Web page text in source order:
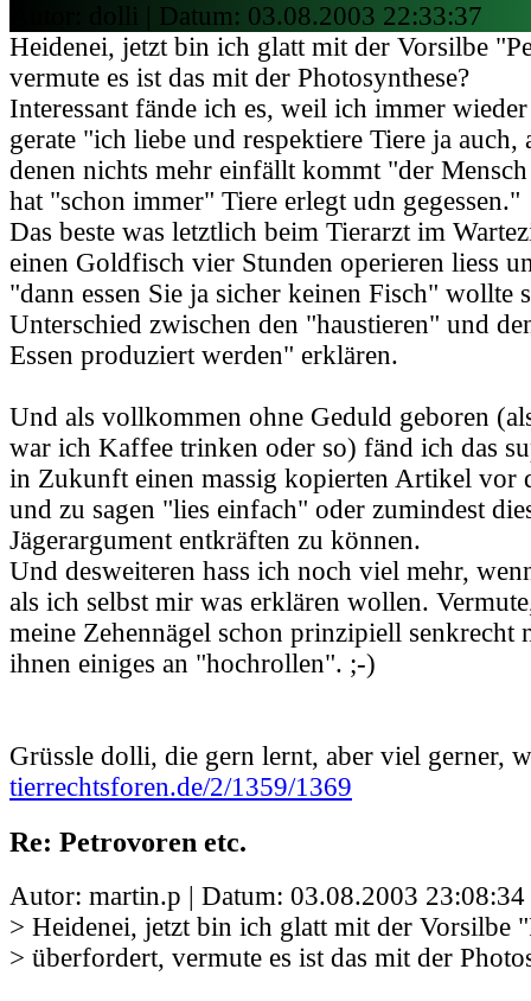
Autor: dolli | Datum: 03.08.2003 22:33:37
Heidenei, jetzt bin ich glatt mit der Vorsilbe
vermute es ist das mit der Photosynthese?
Interessant fände ich es, weil ich immer
gerate "ich liebe und respektiere Tiere ja auch,
denen nichts mehr einfällt kommt "der
hat "schon immer" Tiere erlegt udn gegessen."
Das beste was letztlich beim Tierarzt im
einen Goldfisch vier Stunden operieren liess
"dann essen Sie ja sicher keinen Fisch" wollte
Unterschied zwischen den "haustieren" und
Essen produziert werden" erklären.
Und als vollkommen ohne Geduld geboren
war ich Kaffee trinken oder so) fänd ich das
in Zukunft einen massig kopierten Artikel vor
und zu sagen "lies einfach" oder zumindest
Jägerargument entkräften zu können.
Und desweiteren hass ich noch viel mehr,
als ich selbst mir was erklären wollen.
meine Zehennägel schon prinzipiell senkrecht
ihnen einiges an "hochrollen". ;-)
Grüssle dolli, die gern lernt, aber viel gerner,
tierrechtsforen.de/2/1359/1369
Re: Petrovoren etc.
Autor: martin.p | Datum: 03.08.2003 23:08:34
> Heidenei, jetzt bin ich glatt mit der Vorsilbe
> überfordert, vermute es ist das mit der